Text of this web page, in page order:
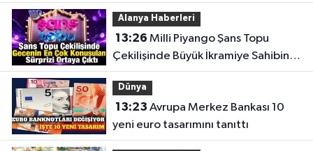
Alanya Haberleri
13:26
Çekilişinde Büyük İkramiye Sahibini
Buldu
Dünya
13:23
yeni euro tasarımını tanıttı